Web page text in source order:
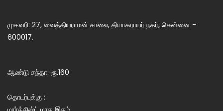
முகவரி: 27, வைத்தியராமன் சாலை, தியாகராயர் நகர், சென்னை -
600017.
ஆண்டு சந்தா: ரூ.160
தொடர்புக்கு :